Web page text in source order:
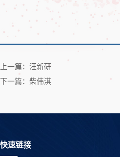
上一篇：汪新研
下一篇：柴伟淇
快速链接